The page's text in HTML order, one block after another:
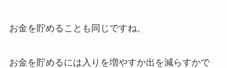
お金を貯めることも同じですね。
お金を貯めるには入りを増やすか出を減らすかで